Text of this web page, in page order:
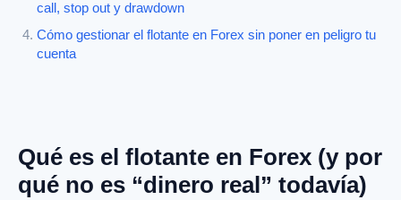
call, stop out y drawdown
Cómo gestionar el flotante en Forex sin poner en peligro tu
cuenta
Qué es el flotante en Forex (y por
qué no es “dinero real” todavía)